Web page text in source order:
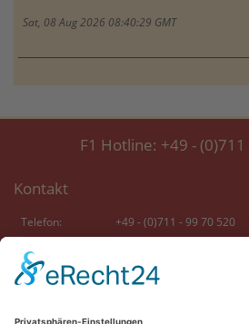
Sat, 08 Aug 2026 08:40:29 GMT
F1 Hotline: +49 -
Kontakt
Telefon:
+49 - (0)711 - 99 70 520
E-Mail: